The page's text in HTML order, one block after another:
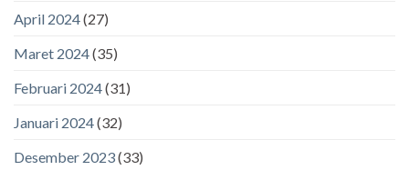
April 2024(27)
Maret 2024(35)
Februari 2024(31)
Januari 2024(32)
Desember 2023(33)